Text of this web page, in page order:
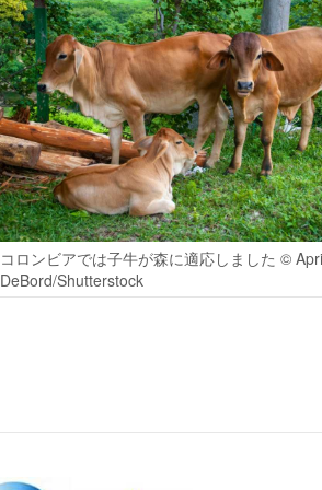
コロンビアでは子牛が森に適応しました ©
DeBord/Shutterstock